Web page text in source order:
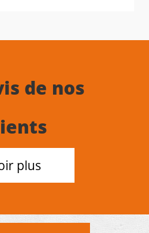
de nos
plus